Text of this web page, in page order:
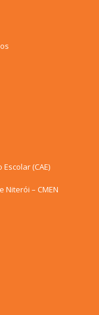
(CAE)
Niterói – CMEN